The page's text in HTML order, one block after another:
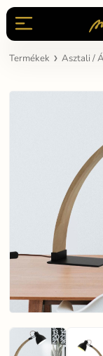
Termékek Asztali /